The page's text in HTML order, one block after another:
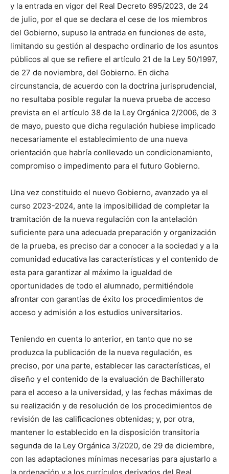
y la entrada en vigor del Real Decreto 695/2023, de 24
de julio, por el que se declara el cese de los miembros
del Gobierno, supuso la entrada en funciones de este,
limitando su gestión al despacho ordinario de los asuntos
públicos al que se refiere el artículo 21 de la Ley 50/1997,
de 27 de noviembre, del Gobierno. En dicha
circunstancia, de acuerdo con la doctrina jurisprudencial,
no resultaba posible regular la nueva prueba de acceso
prevista en el artículo 38 de la Ley Orgánica 2/2006, de 3
de mayo, puesto que dicha regulación hubiese implicado
necesariamente el establecimiento de una nueva
orientación que habría conllevado un condicionamiento,
compromiso o impedimento para el futuro Gobierno.
Una vez constituido el nuevo Gobierno, avanzado ya el
curso 2023-2024, ante la imposibilidad de completar la
tramitación de la nueva regulación con la antelación
suficiente para una adecuada preparación y organización
de la prueba, es preciso dar a conocer a la sociedad y a la
comunidad educativa las características y el contenido de
esta para garantizar al máximo la igualdad de
oportunidades de todo el alumnado, permitiéndole
afrontar con garantías de éxito los procedimientos de
acceso y admisión a los estudios universitarios.
Teniendo en cuenta lo anterior, en tanto que no se
produzca la publicación de la nueva regulación, es
preciso, por una parte, establecer las características, el
diseño y el contenido de la evaluación de Bachillerato
para el acceso a la universidad, y las fechas máximas de
su realización y de resolución de los procedimientos de
revisión de las calificaciones obtenidas; y, por otra,
mantener lo establecido en la disposición transitoria
segunda de la Ley Orgánica 3/2020, de 29 de diciembre,
con las adaptaciones mínimas necesarias para ajustarlo a
la ordenación y a los currículos derivados del Real